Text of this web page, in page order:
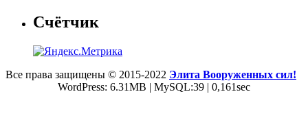
Счётчик
Все права защищены © 2015-2022 Элита Вооруженных сил!
WordPress: 6.31MB | MySQL:39 | 0,161sec